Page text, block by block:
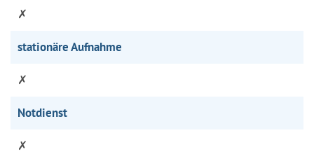
✗
stationäre Aufnahme
✗
Notdienst
✗